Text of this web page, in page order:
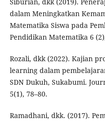
Siburian, dkk (2019).
dalam Meningkatkan
Matematika Siswa pada
Pendidikan Matematika 6
Rozali, dkk (2022). Kajian
learning dalam
SDN Dukuh, Sukabumi.
5(1), 78–80.
Ramadhani, dkk. (2017).